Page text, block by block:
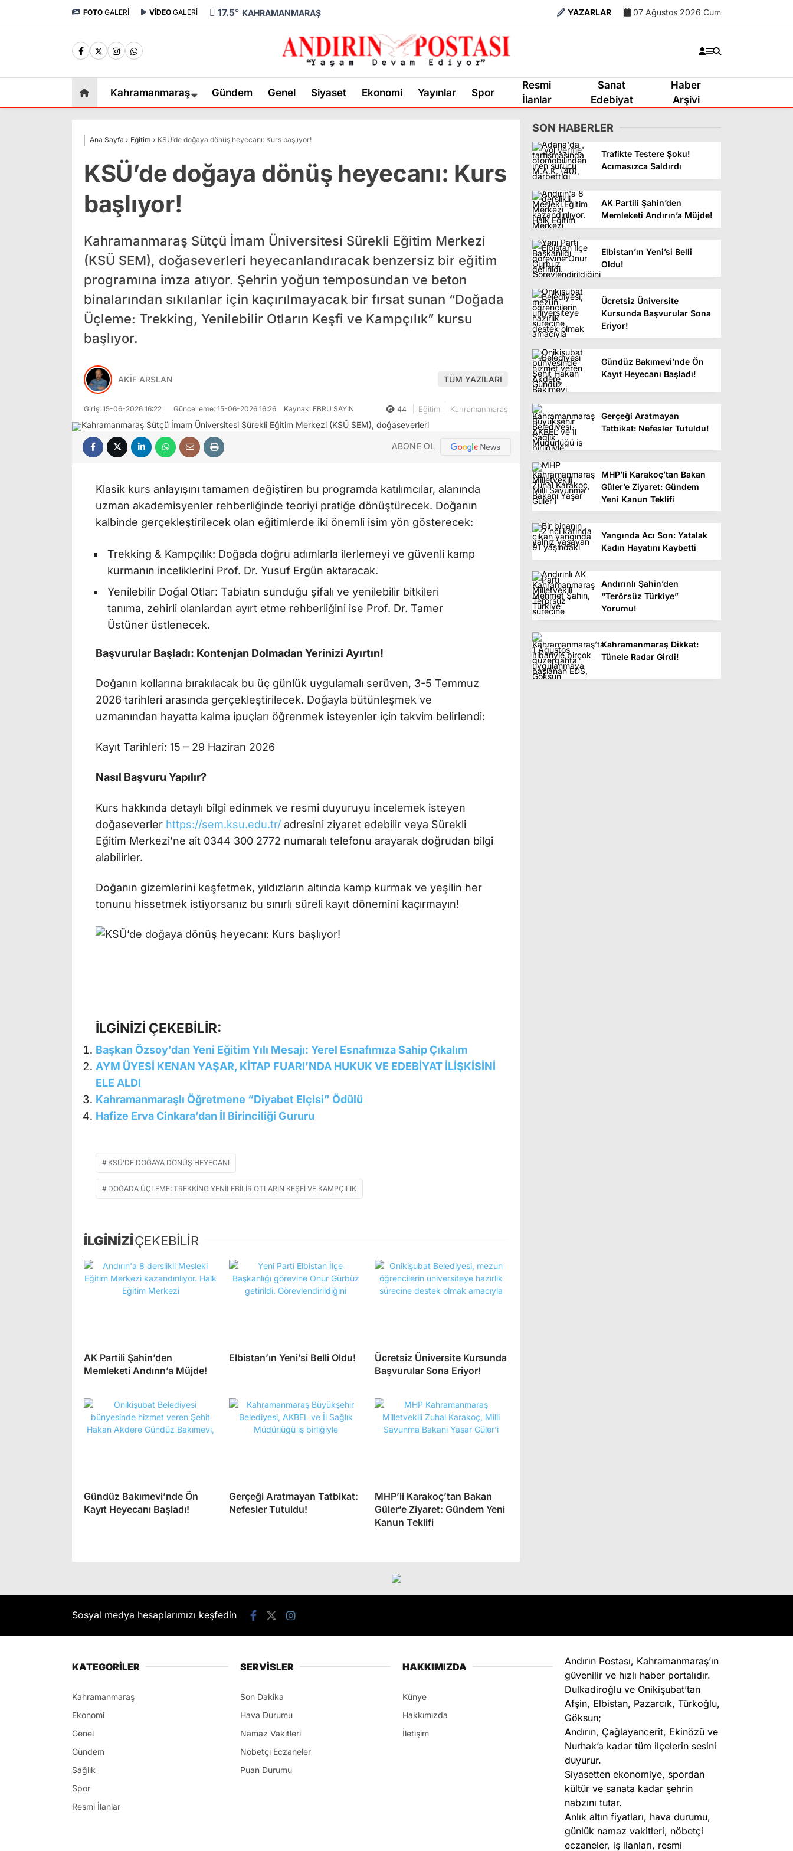
FOTO GALERİ VİDEO GALERİ 17.5° KAHRAMANMARAŞ YAZARLAR 07 Ağustos 2026 Cum
Kahramanmaraş Gündem Genel Siyaset Ekonomi Yayınlar Spor
Resmi
İlanlar
Sanat
Edebiyat
Haber
Arşivi
Ana Sayfa › Eğitim › KSÜ’de doğaya dönüş heyecanı: Kurs başlıyor!
KSÜ’de doğaya dönüş heyecanı: Kurs
başlıyor!
Kahramanmaraş Sütçü İmam Üniversitesi Sürekli Eğitim Merkezi
(KSÜ SEM), doğaseverleri heyecanlandıracak benzersiz bir eğitim
programına imza atıyor. Şehrin yoğun temposundan ve beton
binalarından sıkılanlar için kaçırılmayacak bir fırsat sunan “Doğada
Üçleme: Trekking, Yenilebilir Otların Keşfi ve Kampçılık” kursu
başlıyor.
AKİF ARSLAN TÜM YAZILARI
Giriş: 15-06-2026 16:22 Güncelleme: 15-06-2026 16:26 Kaynak: EBRU SAYIN 44 Eğitim Kahramanmaraş
ABONE OL
Klasik kurs anlayışını tamamen değiştiren bu programda katılımcılar, alanında
uzman akademisyenler rehberliğinde teoriyi pratiğe dönüştürecek. Doğanın
kalbinde gerçekleştirilecek olan eğitimlerde iki önemli isim yön gösterecek:
Trekking & Kampçılık: Doğada doğru adımlarla ilerlemeyi ve güvenli kamp
kurmanın inceliklerini Prof. Dr. Yusuf Ergün aktaracak.
Yenilebilir Doğal Otlar: Tabiatın sunduğu şifalı ve yenilebilir bitkileri
tanıma, zehirli olanlardan ayırt etme rehberliğini ise Prof. Dr. Tamer
Üstüner üstlenecek.
Başvurular Başladı: Kontenjan Dolmadan Yerinizi Ayırtın!
Doğanın kollarına bırakılacak bu üç günlük uygulamalı serüven, 3-5 Temmuz
2026 tarihleri arasında gerçekleştirilecek. Doğayla bütünleşmek ve
uzmanından hayatta kalma ipuçları öğrenmek isteyenler için takvim belirlendi:
Kayıt Tarihleri: 15 – 29 Haziran 2026
Nasıl Başvuru Yapılır?
Kurs hakkında detaylı bilgi edinmek ve resmi duyuruyu incelemek isteyen
doğaseverler https://sem.ksu.edu.tr/ adresini ziyaret edebilir veya Sürekli
Eğitim Merkezi’ne ait 0344 300 2772 numaralı telefonu arayarak doğrudan bilgi
alabilirler.
Doğanın gizemlerini keşfetmek, yıldızların altında kamp kurmak ve yeşilin her
tonunu hissetmek istiyorsanız bu sınırlı süreli kayıt dönemini kaçırmayın!
İLGİNİZİ ÇEKEBİLİR:
Başkan Özsoy’dan Yeni Eğitim Yılı Mesajı: Yerel Esnafımıza Sahip Çıkalım
AYM ÜYESİ KENAN YAŞAR, KİTAP FUARI’NDA HUKUK VE EDEBİYAT İLİŞKİSİNİ
ELE ALDI
Kahramanmaraşlı Öğretmene “Diyabet Elçisi” Ödülü
Hafize Erva Cinkara’dan İl Birinciliği Gururu
KSÜ’DE DOĞAYA DÖNÜŞ HEYECANI
DOĞADA ÜÇLEME: TREKKING YENILEBILIR OTLARIN KEŞFI VE KAMPÇILIK
İLGİNİZİÇEKEBİLİR
AK Partili Şahin’den
Memleketi Andırın’a Müjde!
Elbistan’ın Yeni’si Belli Oldu!
Ücretsiz Üniversite Kursunda
Başvurular Sona Eriyor!
Gündüz Bakımevi’nde Ön
Kayıt Heyecanı Başladı!
Gerçeği Aratmayan Tatbikat:
Nefesler Tutuldu!
MHP’li Karakoç’tan Bakan
Güler’e Ziyaret: Gündem Yeni
Kanun Teklifi
SON HABERLER
Trafikte Testere Şoku!
Acımasızca Saldırdı
AK Partili Şahin’den
Memleketi Andırın’a Müjde!
Elbistan’ın Yeni’si Belli
Oldu!
Ücretsiz Üniversite
Kursunda Başvurular Sona
Eriyor!
Gündüz Bakımevi’nde Ön
Kayıt Heyecanı Başladı!
Gerçeği Aratmayan
Tatbikat: Nefesler Tutuldu!
MHP’li Karakoç’tan Bakan
Güler’e Ziyaret: Gündem
Yeni Kanun Teklifi
Yangında Acı Son: Yatalak
Kadın Hayatını Kaybetti
Andırınlı Şahin’den
“Terörsüz Türkiye”
Yorumu!
Kahramanmaraş Dikkat:
Tünele Radar Girdi!
Sosyal medya hesaplarımızı keşfedin
KATEGORİLER
Kahramanmaraş
Ekonomi
Genel
Gündem
Sağlık
Spor
Resmi İlanlar
SERVİSLER
Son Dakika
Hava Durumu
Namaz Vakitleri
Nöbetçi Eczaneler
Puan Durumu
HAKKIMIZDA
Künye
Hakkımızda
İletişim
Andırın Postası, Kahramanmaraş’ın
güvenilir ve hızlı haber portalıdır.
Dulkadiroğlu ve Onikişubat’tan
Afşin, Elbistan, Pazarcık, Türkoğlu,
Göksun;
Andırın, Çağlayancerit, Ekinözü ve
Nurhak’a kadar tüm ilçelerin sesini
duyurur.
Siyasetten ekonomiye, spordan
kültür ve sanata kadar şehrin
nabzını tutar.
Anlık altın fiyatları, hava durumu,
günlük namaz vakitleri, nöbetçi
eczaneler, iş ilanları, resmi